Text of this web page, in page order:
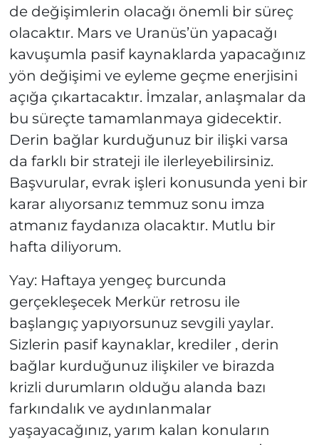
de değişimlerin olacağı önemli bir süreç
olacaktır. Mars ve Uranüs’ün yapacağı
kavuşumla pasif kaynaklarda yapacağınız
yön değişimi ve eyleme geçme enerjisini
açığa çıkartacaktır. İmzalar, anlaşmalar da
bu süreçte tamamlanmaya gidecektir.
Derin bağlar kurduğunuz bir ilişki varsa
da farklı bir strateji ile ilerleyebilirsiniz.
Başvurular, evrak işleri konusunda yeni bir
karar alıyorsanız temmuz sonu imza
atmanız faydanıza olacaktır. Mutlu bir
hafta diliyorum.
Yay: Haftaya yengeç burcunda
gerçekleşecek Merkür retrosu ile
başlangıç yapıyorsunuz sevgili yaylar.
Sizlerin pasif kaynaklar, krediler , derin
bağlar kurduğunuz ilişkiler ve birazda
krizli durumların olduğu alanda bazı
farkındalık ve aydınlanmalar
yaşayacağınız, yarım kalan konuların